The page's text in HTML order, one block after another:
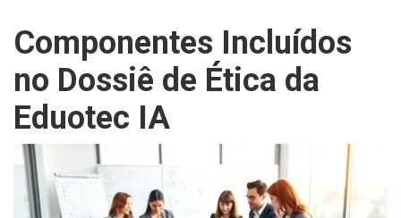
Componentes Incluídos
no Dossiê de Ética da
Eduotec IA